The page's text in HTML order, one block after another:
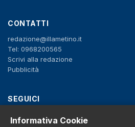
CONTATTI
redazione@illametino.it
Tel: 0968200565
Scrivi alla redazione
Pubblicità
SEGUICI
f X IG YT
Informativa Cookie